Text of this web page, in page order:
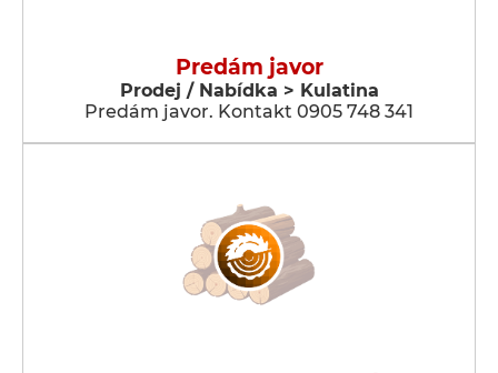
Predám javor
Prodej / Nabídka > Kulatina
Predám javor. Kontakt 0905 748 341